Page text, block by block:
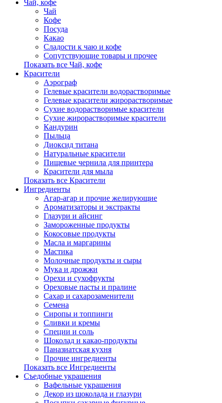
Чай, кофе
Чай
Кофе
Посуда
Какао
Сладости к чаю и кофе
Сопутствующие товары и прочее
Показать все Чай, кофе
Красители
Аэрограф
Гелевые красители водорастворимые
Гелевые красители жирорастворимые
Сухие водорастворимые красители
Сухие жирорастворимые красители
Кандурин
Пыльца
Диоксид титана
Натуральные красители
Пищевые чернила для принтера
Красители для мыла
Показать все Красители
Ингредиенты
Агар-агар и прочие желирующие
Ароматизаторы и экстракты
Глазури и айсинг
Замороженные продукты
Кокосовые продукты
Масла и маргарины
Мастика
Молочные продукты и сыры
Мука и дрожжи
Орехи и сухофрукты
Ореховые пасты и пралине
Сахар и сахарозаменители
Семена
Сиропы и топпинги
Сливки и кремы
Специи и соль
Шоколад и какао-продукты
Паназиатская кухня
Прочие ингредиенты
Показать все Ингредиенты
Съедобные украшения
Вафельные украшения
Декор из шоколада и глазури